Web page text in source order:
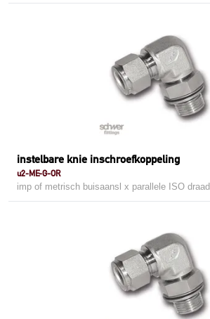
instelbare knie inschroefkoppeling
u2-ME-G-OR
imp of metrisch buisaansl x parallele ISO draad